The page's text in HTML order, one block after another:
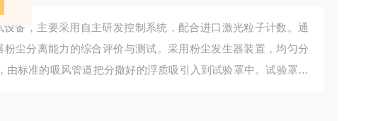
设备，主要采用自主研发控制系统，配合进口激光粒子计数。通
尘分离能力的综合评价与测试。采用粉尘发生器装置，均匀分
由标准的吸风管道把分撒好的浮质吸引入到试验罩中。试验罩顶